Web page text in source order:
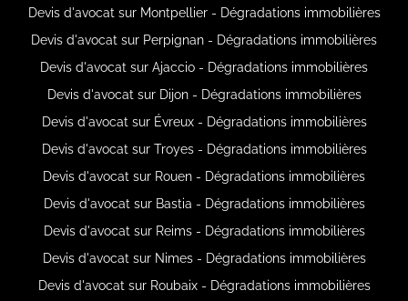
Devis d'avocat sur Montpellier - Dégradations immobilières
Devis d'avocat sur Perpignan - Dégradations immobilières
Devis d'avocat sur Ajaccio - Dégradations immobilières
Devis d'avocat sur Dijon - Dégradations immobilières
Devis d'avocat sur Évreux - Dégradations immobilières
Devis d'avocat sur Troyes - Dégradations immobilières
Devis d'avocat sur Rouen - Dégradations immobilières
Devis d'avocat sur Bastia - Dégradations immobilières
Devis d'avocat sur Reims - Dégradations immobilières
Devis d'avocat sur Nimes - Dégradations immobilières
Devis d'avocat sur Roubaix - Dégradations immobilières